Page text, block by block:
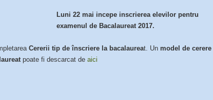
Luni 22 mai incepe inscrierea elevilor pentru
examenul de Bacalaureat 2017.
Cererii tip de înscriere la bacalaureat. Un model de cerere
poate fi descarcat de aici